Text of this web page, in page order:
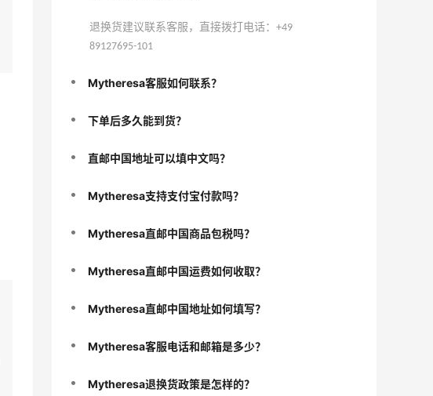
退换货建议联系客服，直接拨打电话：+49
89127695-101
Mytheresa客服如何联系？
下单后多久能到货？
直邮中国地址可以填中文吗？
Mytheresa支持支付宝付款吗？
Mytheresa直邮中国商品包税吗？
Mytheresa直邮中国运费如何收取？
Mytheresa直邮中国地址如何填写？
Mytheresa客服电话和邮箱是多少？
Mytheresa退换货政策是怎样的？